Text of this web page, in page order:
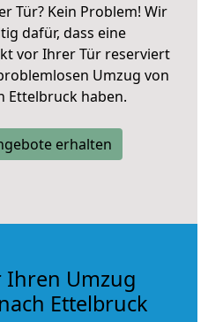
Tür? Kein Problem! Wir
dafür, dass eine
vor Ihrer Tür reserviert
Umzug von
Ettelbruck haben.
erhalten
Ihren Umzug
Ettelbruck